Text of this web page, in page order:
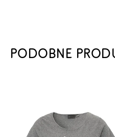
PODOBNE